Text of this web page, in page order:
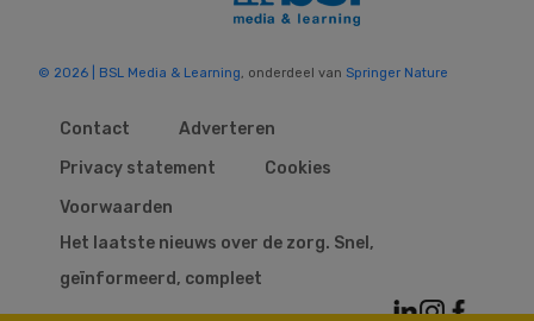
© 2026 | BSL Media & Learning, onderdeel van Springer Nature
Contact
Adverteren
Privacy statement
Cookies
Voorwaarden
Het laatste nieuws over de zorg. Snel,
geïnformeerd, compleet